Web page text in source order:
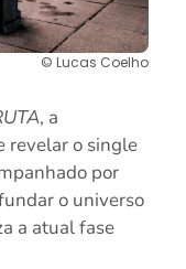
© Lucas Coelho
, a
revelar o single
por
o universo
a atual fase